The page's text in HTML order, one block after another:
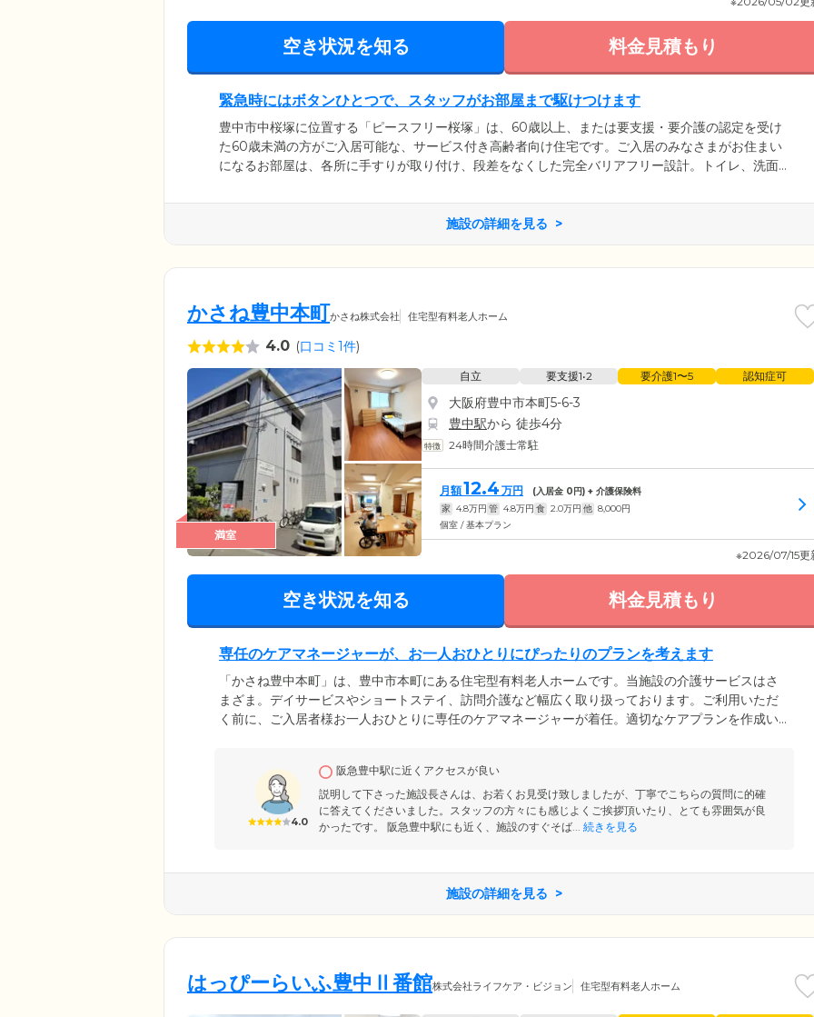
空き状況を知る 料金見積もり
緊急時にはボタンひとつで、スタッフがお部屋まで駆けつけます
豊中市中桜塚に位置する「ピースフリー桜塚」は、60歳以上、または要支援・要介護の認定を受け
た60歳未満の方がご入居可能な、サービス付き高齢者向け住宅です。ご入居のみなさまがお住まい
になるお部屋は、各所に手すりが取り付け、段差をなくした完全バリアフリー設計。トイレ、洗面
ます。また、全居室にはナースコールを完備。24時間常駐のスタッフが、ボタンひとつで各居室に
駆けつけ対応いたしますので、夜間も安心してお過ごしください。
施設の詳細を見る
かさね豊中本町かさね株式会社 住宅型有料老人ホーム
4.0 (口コミ1件)
満室
自立 要支援1•2 要介護1〜5 認知症可
大阪府豊中市本町5-6-3
豊中駅から 徒歩4分
24時間介護士常駐
月額12.4 万円 (入居金 0 円) + 介護保険料
家 4.8万円 管 4.8万円 食 2.0万円 他 8,000円
個室 / 基本プラン
※2026/07/15更
空き状況を知る 料金見積もり
専任のケアマネージャーが、お一人おひとりにぴったりのプランを考えます
「かさね豊中本町」は、豊中市本町にある住宅型有料老人ホームです。当施設の介護サービスはさ
まざま。デイサービスやショートステイ、訪問介護など幅広く取り扱っております。ご利用いただ
く前に、ご入居者様お一人おひとりに専任のケアマネージャーが着任。適切なケアプランを作成い
前の方からの夜間のお問い合わせも対応しておりますので、ぜひお気軽にご連絡ください。
4.0
阪急豊中駅に近くアクセスが良い
説明して下さった施設長さんは、お若くお見受け致しましたが、丁寧でこちらの質問に的確
に答えてくださいました。スタッフの方々にも感じよくご挨拶頂いたり、とても雰囲気が良
かったです。 阪急豊中駅にも近く、施設のすぐそば... 続きを見る
施設の詳細を見る
はっぴーらいふ豊中Ⅱ番館株式会社ライフケア・ビジョン 住宅型有料老人ホーム